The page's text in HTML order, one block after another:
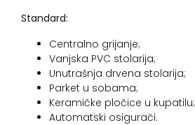
Standard:
Centralno grijanje;
Vanjska PVC stolarija;
Unutrašnja drvena stolarija;
Parket u sobama;
Keramičke pločice u kupatilu;
Automatski osigurači.